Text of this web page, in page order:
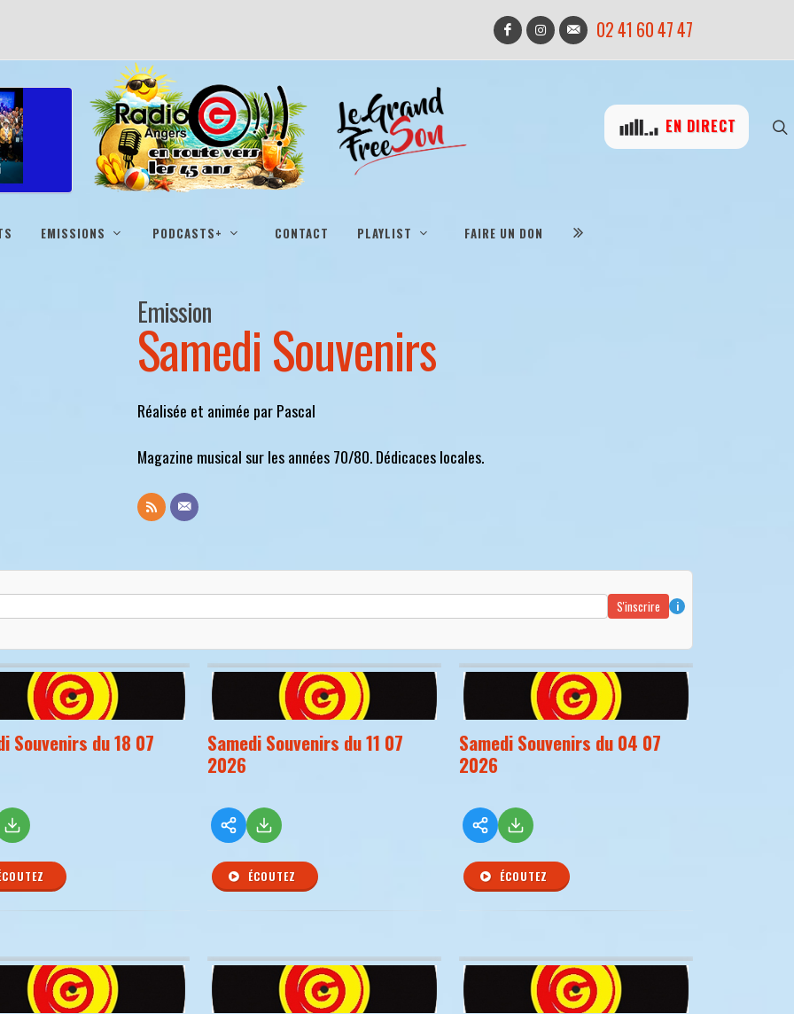
02 41 60 47 47
EN DIRECT
EMISSIONS PODCASTS+ CONTACT PLAYLIST FAIRE UN DON
Emission
Samedi Souvenirs
Réalisée et animée par Pascal
Magazine musical sur les années 70/80. Dédicaces locales.
S'inscrire i
Souvenirs du 18 07
Samedi Souvenirs du 11 07
2026
ÉCOUTEZ
Samedi Souvenirs du 04 07
2026
ÉCOUTEZ